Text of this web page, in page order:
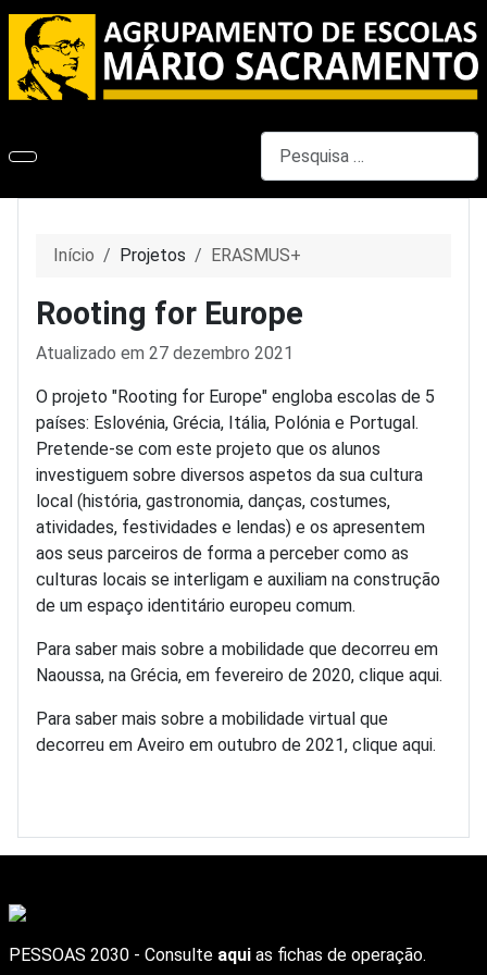
Início Projetos ERASMUS+
Rooting for Europe
Detalhes
Atualizado em 27 dezembro 2021
O projeto "Rooting for Europe" engloba escolas de 5
países: Eslovénia, Grécia, Itália, Polónia e Portugal.
Pretende-se com este projeto que os alunos
investiguem sobre diversos aspetos da sua cultura
local (história, gastronomia, danças, costumes,
atividades, festividades e lendas) e os apresentem
aos seus parceiros de forma a perceber como as
culturas locais se interligam e auxiliam na construção
de um espaço identitário europeu comum.
Para saber mais sobre a mobilidade que decorreu em
Naoussa, na Grécia, em fevereiro de 2020, clique aqui.
Para saber mais sobre a mobilidade virtual que
decorreu em Aveiro em outubro de 2021, clique aqui.
PESSOAS 2030 - Consulte aqui as fichas de operação.